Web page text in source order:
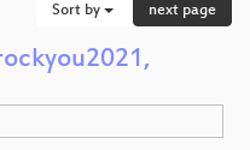
Sort by next page